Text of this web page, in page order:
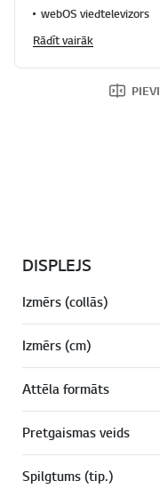
webOS viedtelevizors
Rādīt vairāk
DISPLEJS
Izmērs (collās)
Izmērs (cm)
Attēla formāts
Pretgaismas veids
Spilgtums (tip.)